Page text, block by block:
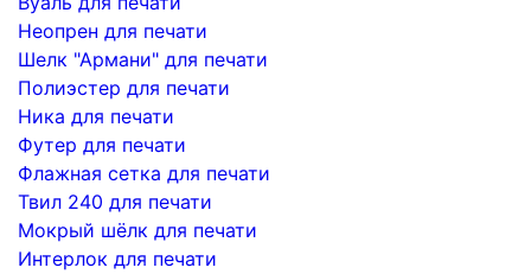
Неопрен для печати
Шелк "Армани" для печати
Полиэстер для печати
Ника для печати
Футер для печати
Флажная сетка для печати
Твил 240 для печати
Мокрый шёлк для печати
Интерлок для печати